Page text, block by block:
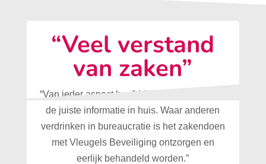
“Veel verstand
van zaken”
“Van ieder aspect heeft Vleugels Beveiliging
de juiste informatie in huis. Waar anderen
verdrinken in bureaucratie is het zakendoen
met Vleugels Beveiliging ontzorgen en
eerlijk behandeld worden.”